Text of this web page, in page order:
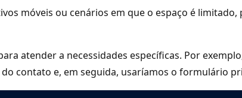
móveis ou cenários em que o espaço é
atender a necessidades específicas. Por
contato e, em seguida, usaríamos o formulário